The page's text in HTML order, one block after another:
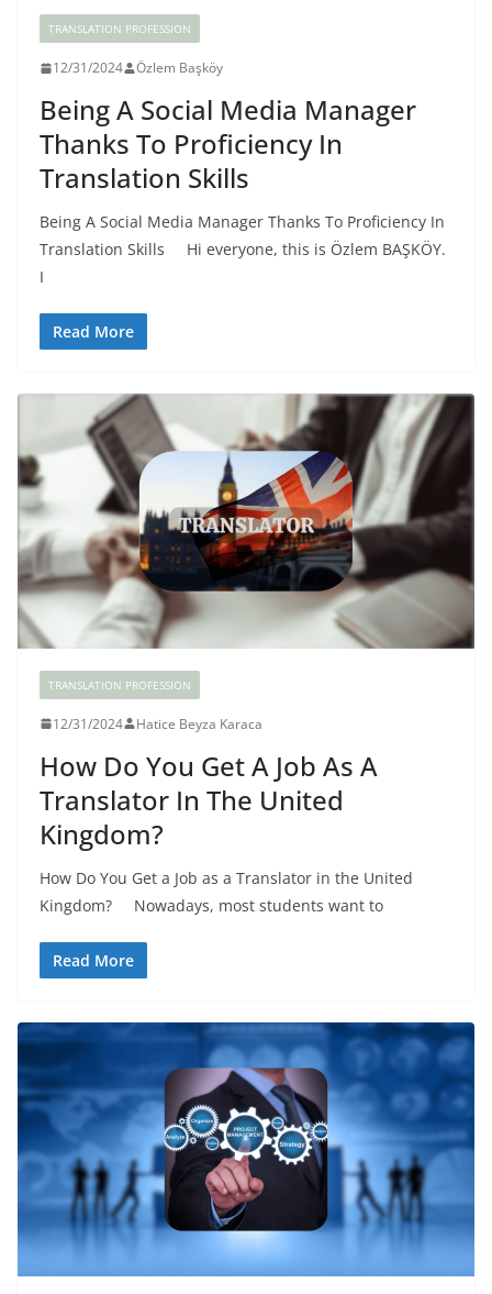
TRANSLATION PROFESSION
12/31/2024 Özlem Başköy
Being A Social Media Manager
Thanks To Proficiency In
Translation Skills
Being A Social Media Manager Thanks To Proficiency In
Translation Skills Hi everyone, this is Özlem BAŞKÖY.
I
Read More
TRANSLATION PROFESSION
12/31/2024 Hatice Beyza Karaca
How Do You Get A Job As A
Translator In The United
Kingdom?
How Do You Get a Job as a Translator in the United
Kingdom? Nowadays, most students want to
Read More